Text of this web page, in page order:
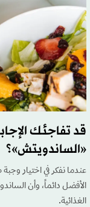
قد تفاجئك
«الساندويتش»؟
عندما نفكر في اختيار وجبة
الأفضل دائماً، وأن
الغذائية.